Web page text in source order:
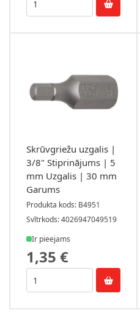
Skrūvgriežu uzgalis |
3/8" Stiprinājums | 5
mm Uzgalis | 30 mm
Garums
Produkta kods: B4951
Svītrkods: 4026947049519
Ir pieejams
1,35 €